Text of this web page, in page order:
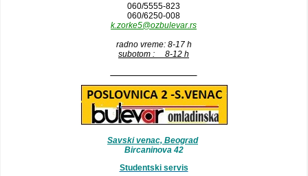
060/5555-823
060/6250-008
k.zorke5@ozbulevar.rs
radno vreme: 8-17 h
subotom : 8-12 h
Savski venac, Beograd
Bircaninova 42
Studentski servis